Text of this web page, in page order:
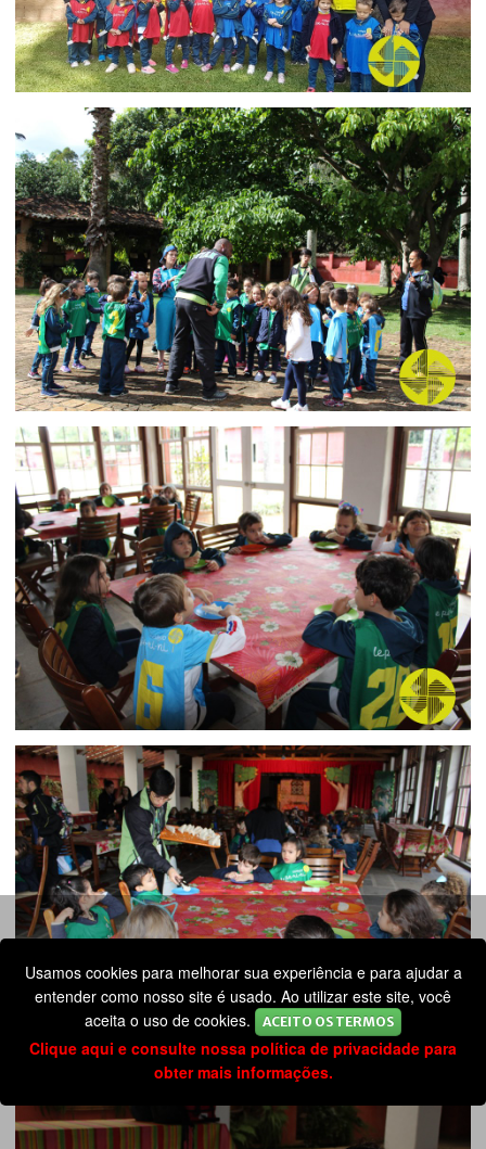
Usamos cookies para melhorar sua experiência e para ajudar a
entender como nosso site é usado. Ao utilizar este site, você
aceita o uso de cookies.
ACEITO OS TERMOS
Clique aqui e consulte nossa política de privacidade para
obter mais informações.